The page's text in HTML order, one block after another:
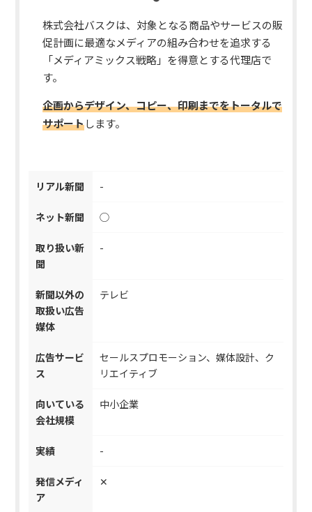
株式会社バスクは、対象となる商品やサービスの販
促計画に最適なメディアの組み合わせを追求する
「メディアミックス戦略」を得意とする代理店で
す。
企画からデザイン、コピー、印刷までをトータルで
サポートします。
リアル新聞 -
ネット新聞 ◯
取り扱い新
聞
-
新聞以外の
取扱い広告
媒体
テレビ
広告サービ
ス
セールスプロモーション、媒体設計、ク
リエイティブ
向いている
会社規模
中小企業
実績 -
発信メディ
ア
✕